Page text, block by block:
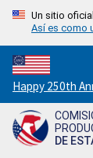
Un sitio
Así es como
Countdown
to
America's
250th
Happy 250th
DE